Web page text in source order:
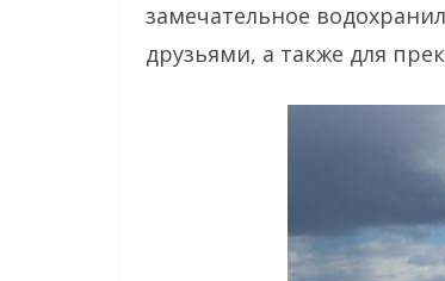
замечательное
друзьями, а также для